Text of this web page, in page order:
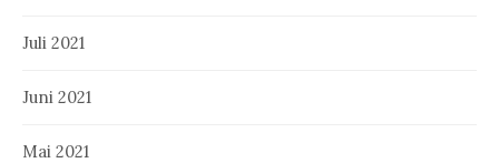
Juli 2021
Juni 2021
Mai 2021